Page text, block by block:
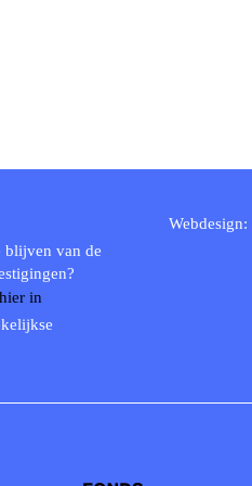
blijven van de
in
Webdesign: